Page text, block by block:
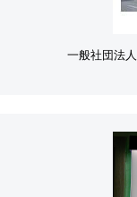
一般社団法